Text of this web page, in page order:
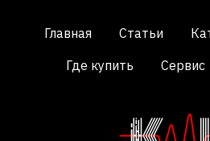
Главная Статьи
Где купить
Сервис